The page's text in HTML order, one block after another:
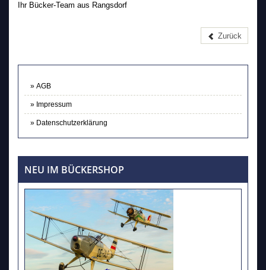
AGB
Impressum
Datenschutzerklärung
NEU IM BÜCKERSHOP
Ihr Bücker-Team aus Rangsdorf
Zurück